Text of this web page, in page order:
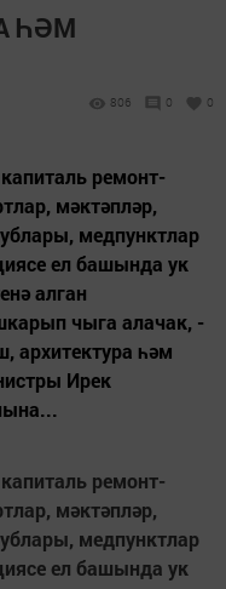
ҺӘМ
806 0 0
ремонт­
мәк­тәпләр,
мед­пункт­лар
ел башында ук
алган
чыга алачак, -
архитектура һәм
Ирек
ремонт­
мәк­тәпләр,
мед­пункт­лар
ел башында ук